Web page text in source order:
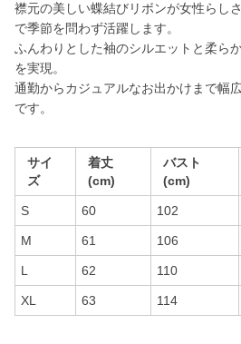
襟元の美しい蝶結びリボンが女性らし
で季節を問わず活躍します。
ふんわりとした袖のシルエットと柔ら
を実現。
通勤からカジュアルなお出かけまで幅
です。
サイ
ズ
着丈
(cm)
バスト
(cm)
S 60 102
M 61 106
L 62 110
XL 63 114